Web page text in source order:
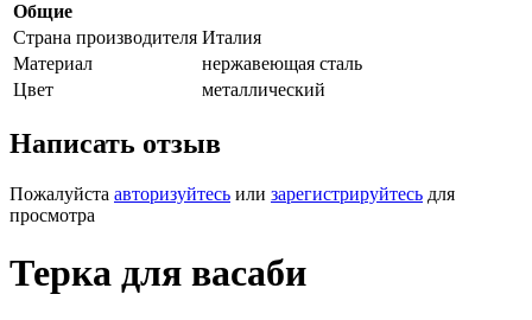
Общие
Страна производителя Италия
Материал
нержавеющая сталь
Цвет
металлический
Написать отзыв
Пожалуйста авторизуйтесь или зарегистрируйтесь для
просмотра
Терка для васаби